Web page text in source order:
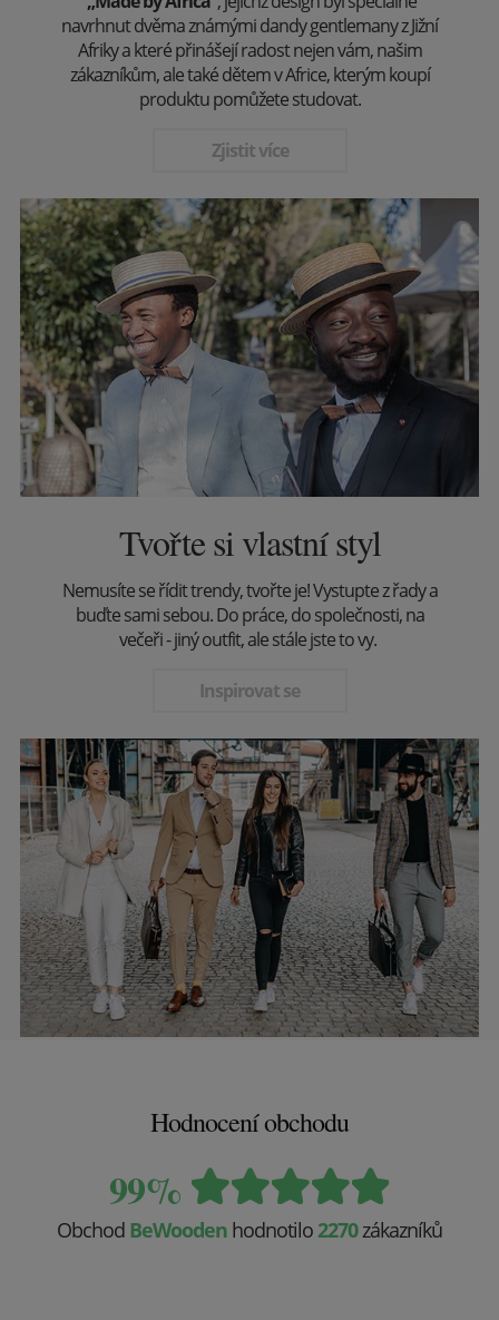
navrhnut dvěma známými dandy gentlemany z Jižní
Afriky a které přinášejí radost nejen vám, našim
zákazníkům, ale také dětem v Africe, kterým koupí
produktu pomůžete studovat.
Zjistit více
Tvořte si vlastní styl
Nemusíte se řídit trendy, tvořte je! Vystupte z řady a
buďte sami sebou. Do práce, do společnosti, na
večeři - jiný outfit, ale stále jste to vy.
Inspirovat se
Hodnocení obchodu
99%
Obchod BeWooden hodnotilo 2270zákazníků